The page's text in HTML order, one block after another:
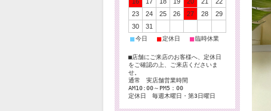
23
24 25 26 27 28
29
30
31
■ 今日 ■ 定休日 ■ 臨時休業
■店舗にご来店のお客様へ、定休日
をご確認の上、ご来店くださいま
せ。
通常 実店舗営業時間
AM10:00～PM5：00
定休日 毎週木曜日・第3日曜日